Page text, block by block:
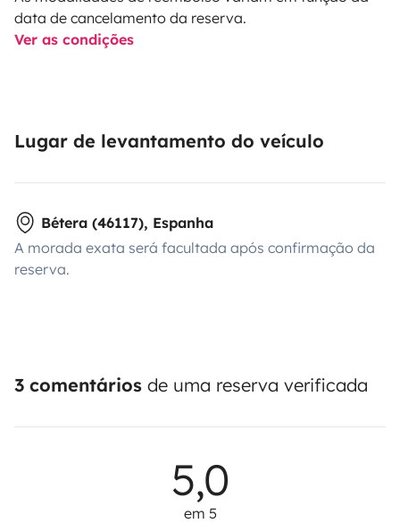
data de cancelamento da reserva.
Ver as condições
Lugar de levantamento do veículo
Bétera (46117), Espanha
A morada exata será facultada após confirmação da
reserva.
3 comentários de uma reserva verificada
5,0
em 5